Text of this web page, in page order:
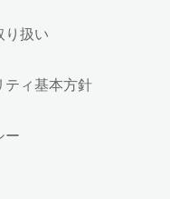
り扱い
ティ基本方針
ー